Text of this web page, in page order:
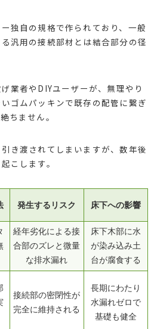
独自の規格で作られており、一般
汎用の接続部材とは結合部分の径
業者やDIYユーザーが、無理やり
ゴムパッキンで既存の配管に繋ぎ
ちません。
き渡されてしまいますが、数年後
こします。
発生するリスク 床下への影響
経年劣化による接
合部のズレと微量
な排水漏れ
床下木部に水
が染み込み土
台が腐食する
接続部の密閉性が
完全に維持される
長期にわたり
水漏れゼロで
基礎も健全